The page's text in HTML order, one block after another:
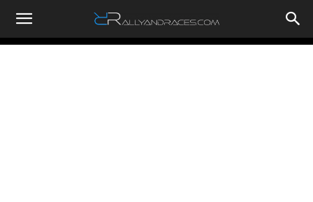
RallyandRaces.com